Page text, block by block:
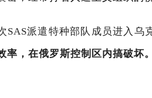
SAS派遣特种部队成员进入乌
率，在俄罗斯控制区内搞破坏。